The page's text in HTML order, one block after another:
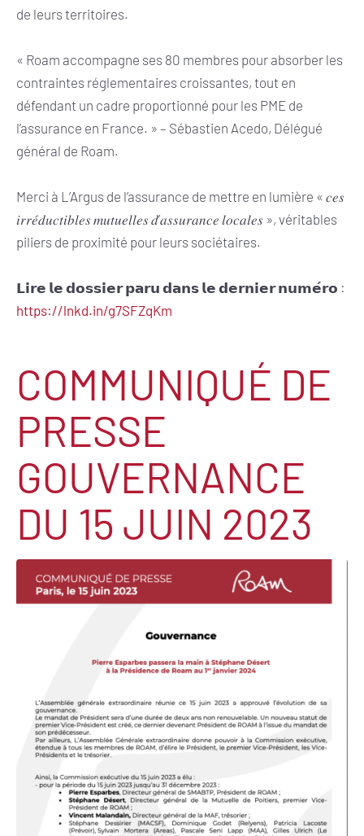
de leurs territoires.
« Roam accompagne ses 80 membres pour absorber les
contraintes réglementaires croissantes, tout en
défendant un cadre proportionné pour les PME de
l’assurance en France. » – Sébastien Acedo, Délégué
général de Roam.
Merci à L’Argus de l’assurance de mettre en lumière « 𝑐𝑒𝑠
𝑖𝑟𝑟𝑒́𝑑𝑢𝑐𝑡𝑖𝑏𝑙𝑒𝑠 𝑚𝑢𝑡𝑢𝑒𝑙𝑙𝑒𝑠 𝑑’𝑎𝑠𝑠𝑢𝑟𝑎𝑛𝑐𝑒 𝑙𝑜𝑐𝑎𝑙𝑒𝑠 », véritables
piliers de proximité pour leurs sociétaires.
𝗟𝗶𝗿𝗲 𝗹𝗲 𝗱𝗼𝘀𝘀𝗶𝗲𝗿 𝗽𝗮𝗿𝘂 𝗱𝗮𝗻𝘀 𝗹𝗲 𝗱𝗲𝗿𝗻𝗶𝗲𝗿 𝗻𝘂𝗺𝗲́𝗿𝗼 :
https://lnkd.in/g7SFZqKm
COMMUNIQUÉ DE
PRESSE
GOUVERNANCE
DU 15 JUIN 2023